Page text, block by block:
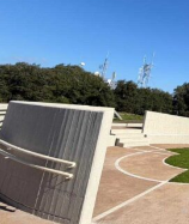
“Un romanzo
incrociato a 14-
che oggi, a
considero più
Francis Scott
società
meraviglie, ma
che il grande